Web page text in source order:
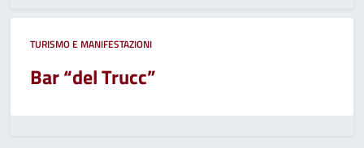
TURISMO E MANIFESTAZIONI
Bar “del Trucc”